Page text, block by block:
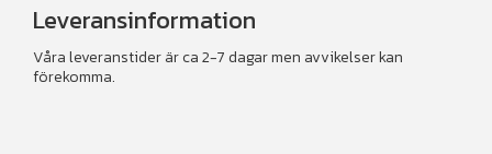
Leveransinformation
Våra leveranstider är ca 2-7 dagar men avvikelser kan
förekomma.